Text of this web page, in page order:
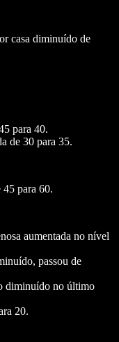
casa diminuído de
para 40.
de 30 para 35.
45 para 60.
aumentada no nível
passou de
diminuído no último
20.